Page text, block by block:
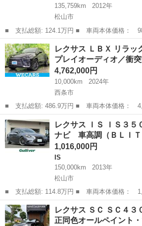
135,759km
2012年
松山市
■ 支払総額: 124.1万円 ■ 車両本体価格： 988,000 円 ■ メーカー
名： レクサス ■ 車種名： ＧＳ ■ グレ
Ｉパッケージ 黒本革シート スピンドルグ
ライト Ｕ...
愛媛 松山市 GS
レクサス ＬＢＸ リラ
プレイオーディオ／衝
4,762,000円
10,000km
2024年
西条市
■ 支払総額: 486.9万円 ■ 車両本体価格： 4,762,000 円 ■ メーカ
ー名： レクサス ■ 車種名： ＬＢＸ ■ グ
ス 保証書／ディスプレイオーディオ／衝突安
ー 前席...
愛媛 西条市 レクサス
レクサス ＩＳ ＩＳ３
ナビ 車高調（ＢＬＩ
1,016,000円
IS
150,000km
2013年
松山市
■ 支払総額: 114.8万円 ■ 車両本体価格： 1,016,000 円 ■ メーカ
ー名： レクサス ■ 車種名： ＩＳ ■ グレ
０ Ｆスポーツ 純正ナビ 車高調（ＢＬＩＴ
－Ｒ） 赤...
愛媛 松山市 IS
レクサス ＳＣ ＳＣ４
正同色オールペイント